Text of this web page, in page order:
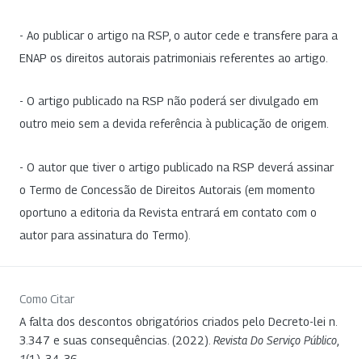
- Ao publicar o artigo na RSP, o autor cede e transfere para a
ENAP os direitos autorais patrimoniais referentes ao artigo.
- O artigo publicado na RSP não poderá ser divulgado em
outro meio sem a devida referência à publicação de origem.
- O autor que tiver o artigo publicado na RSP deverá assinar
o Termo de Concessão de Direitos Autorais (em momento
oportuno a editoria da Revista entrará em contato com o
autor para assinatura do Termo).
Como Citar
A falta dos descontos obrigatórios criados pelo Decreto-lei n.
3.347 e suas consequências. (2022). Revista Do Serviço Público